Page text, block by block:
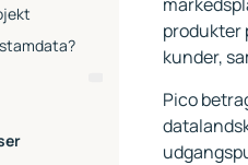
produkter
kunder,
Pico